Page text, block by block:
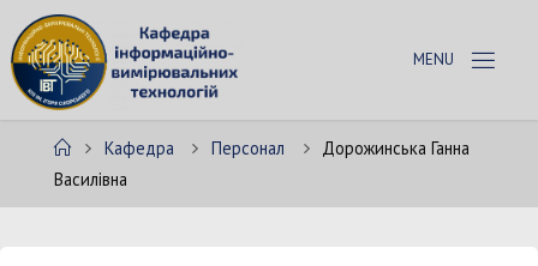
Skip
to
content
ЕД
РА
HomeКафедра Персонал
Дорожинська Ганна
Василівна